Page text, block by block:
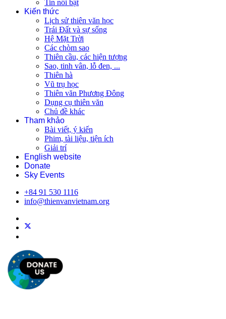
Tin nổi bật
Kiến thức
Lịch sử thiên văn học
Trái Đất và sự sống
Hệ Mặt Trời
Các chòm sao
Thiên cầu, các hiện tượng
Sao, tinh vân, lỗ đen, ...
Thiên hà
Vũ trụ học
Thiên văn Phương Đông
Dụng cụ thiên văn
Chủ đề khác
Tham khảo
Bài viết, ý kiến
Phim, tài liệu, tiện ích
Giải trí
English website
Donate
Sky Events
+84 91 530 1116
info@thienvanvietnam.org